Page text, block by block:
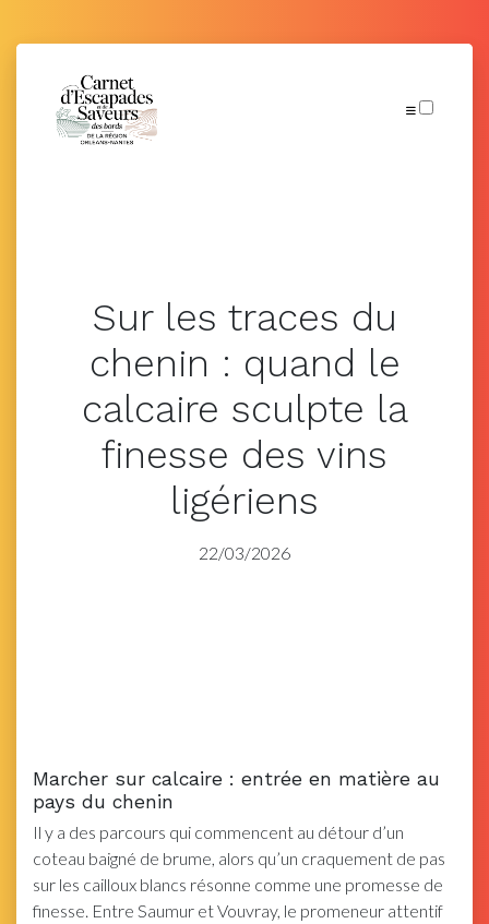
Sur les traces du
chenin : quand le
calcaire sculpte la
finesse des vins
ligériens
22/03/2026
Marcher sur calcaire : entrée en matière au
pays du chenin
Il y a des parcours qui commencent au détour d’un
coteau baigné de brume, alors qu’un craquement de pas
sur les cailloux blancs résonne comme une promesse de
finesse. Entre Saumur et Vouvray, le promeneur attentif